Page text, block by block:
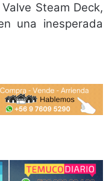
Steam Deck,
una inesperada